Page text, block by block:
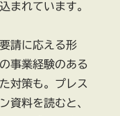
まれています。
請に応える形
事業経験のある
対策も。プレス
資料を読むと、